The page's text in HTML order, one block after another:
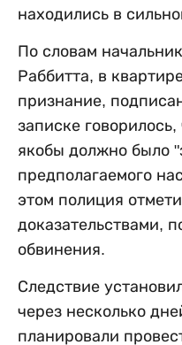
находились в
По словам
Раббитта, в
признание,
записке
якобы должно было
предполагаемого
этом полиция
доказательствами,
обвинения.
Следствие
через несколько
планировали